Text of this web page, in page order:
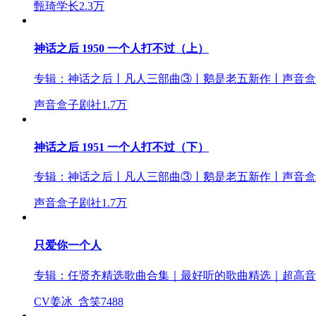
甄琦学长2.3万
神话之后 1950 一个人打不过（上）
专辑： 神话之后丨凡人三部曲③丨鹅是老五新作丨声音
声音盒子剧社1.7万
神话之后 1951 一个人打不过（下）
专辑： 神话之后丨凡人三部曲③丨鹅是老五新作丨声音
声音盒子剧社1.7万
只爱你一个人
专辑： 任贤齐精选歌曲合集｜最好听的歌曲精选｜超高
CV姜冰_含笑7488